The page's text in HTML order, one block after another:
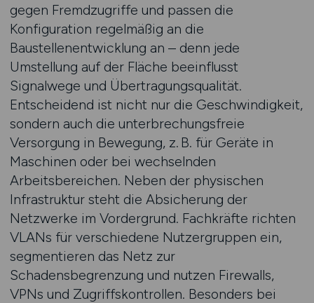
gegen Fremdzugriffe und passen die
Konfiguration regelmäßig an die
Baustellenentwicklung an – denn jede
Umstellung auf der Fläche beeinflusst
Signalwege und Übertragungsqualität.
Entscheidend ist nicht nur die Geschwindigkeit,
sondern auch die unterbrechungsfreie
Versorgung in Bewegung, z. B. für Geräte in
Maschinen oder bei wechselnden
Arbeitsbereichen. Neben der physischen
Infrastruktur steht die Absicherung der
Netzwerke im Vordergrund. Fachkräfte richten
VLANs für verschiedene Nutzergruppen ein,
segmentieren das Netz zur
Schadensbegrenzung und nutzen Firewalls,
VPNs und Zugriffskontrollen. Besonders bei